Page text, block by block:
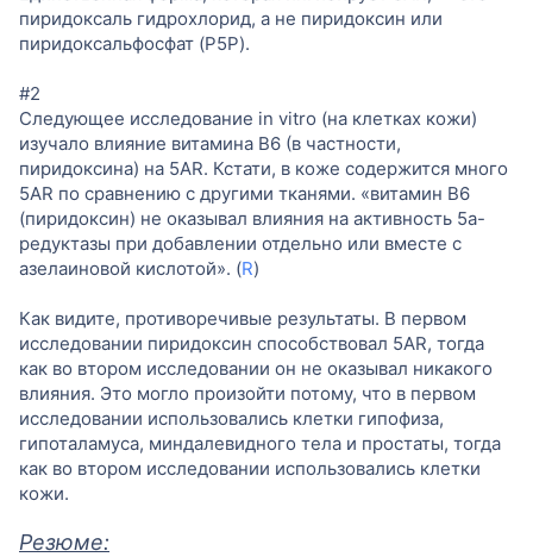
пиридоксаль гидрохлорид, а не пиридоксин или
пиридоксальфосфат (P5P).
#2
Следующее исследование in vitro (на клетках кожи)
изучало влияние витамина B6 (в частности,
пиридоксина) на 5AR. Кстати, в коже содержится много
5AR по сравнению с другими тканями. «витамин B6
(пиридоксин) не оказывал влияния на активность 5a-
редуктазы при добавлении отдельно или вместе с
азелаиновой кислотой». (R)
Как видите, противоречивые результаты. В первом
исследовании пиридоксин способствовал 5AR, тогда
как во втором исследовании он не оказывал никакого
влияния. Это могло произойти потому, что в первом
исследовании использовались клетки гипофиза,
гипоталамуса, миндалевидного тела и простаты, тогда
как во втором исследовании использовались клетки
кожи.
Резюме: